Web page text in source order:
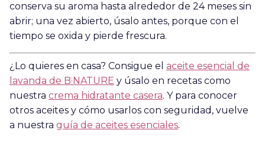
conserva su aroma hasta alrededor de 24 meses sin
abrir; una vez abierto, úsalo antes, porque con el
tiempo se oxida y pierde frescura.
¿Lo quieres en casa? Consigue el aceite esencial de
lavanda de B·NATURE y úsalo en recetas como
nuestra crema hidratante casera. Y para conocer
otros aceites y cómo usarlos con seguridad, vuelve
a nuestra guía de aceites esenciales.